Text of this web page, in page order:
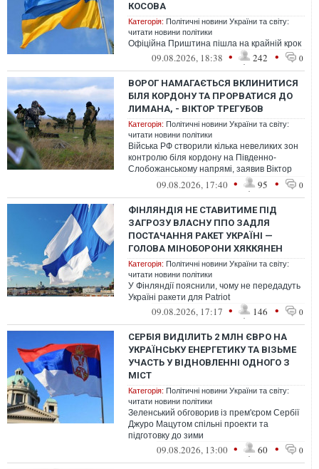
КОСОВА
Категорія: Політичні новини України та світу:
читати новини політики
Офіційна Приштина пішла на крайній крок
09.08.2026, 18:38 • 242 • 0
ВОРОГ НАМАГАЄТЬСЯ ВКЛИНИТИСЯ
БІЛЯ КОРДОНУ ТА ПРОРВАТИСЯ ДО
ЛИМАНА, - ВІКТОР ТРЕГУБОВ
Категорія: Політичні новини України та світу:
читати новини політики
Війська РФ створили кілька невеликих зон
контролю біля кордону на Південно-
Слобожанському напрямі, заявив Віктор
Трегубов09.08.2026, 17:40 • 95 • 0
ФІНЛЯНДІЯ НЕ СТАВИТИМЕ ПІД
ЗАГРОЗУ ВЛАСНУ ППО ЗАДЛЯ
ПОСТАЧАННЯ РАКЕТ УКРАЇНІ —
ГОЛОВА МІНОБОРОНИ ХЯККЯНЕН
Категорія: Політичні новини України та світу:
читати новини політики
У Фінляндії пояснили, чому не передадуть
Україні ракети для Patriot
09.08.2026, 17:17 • 146 • 0
СЕРБІЯ ВИДІЛИТЬ 2 МЛН ЄВРО НА
УКРАЇНСЬКУ ЕНЕРГЕТИКУ ТА ВІЗЬМЕ
УЧАСТЬ У ВІДНОВЛЕННІ ОДНОГО З
МІСТ
Категорія: Політичні новини України та світу:
читати новини політики
Зеленський обговорив із прем'єром Сербії
Джуро Мацутом спільні проекти та
підготовку до зими
09.08.2026, 13:00 • 60 • 0